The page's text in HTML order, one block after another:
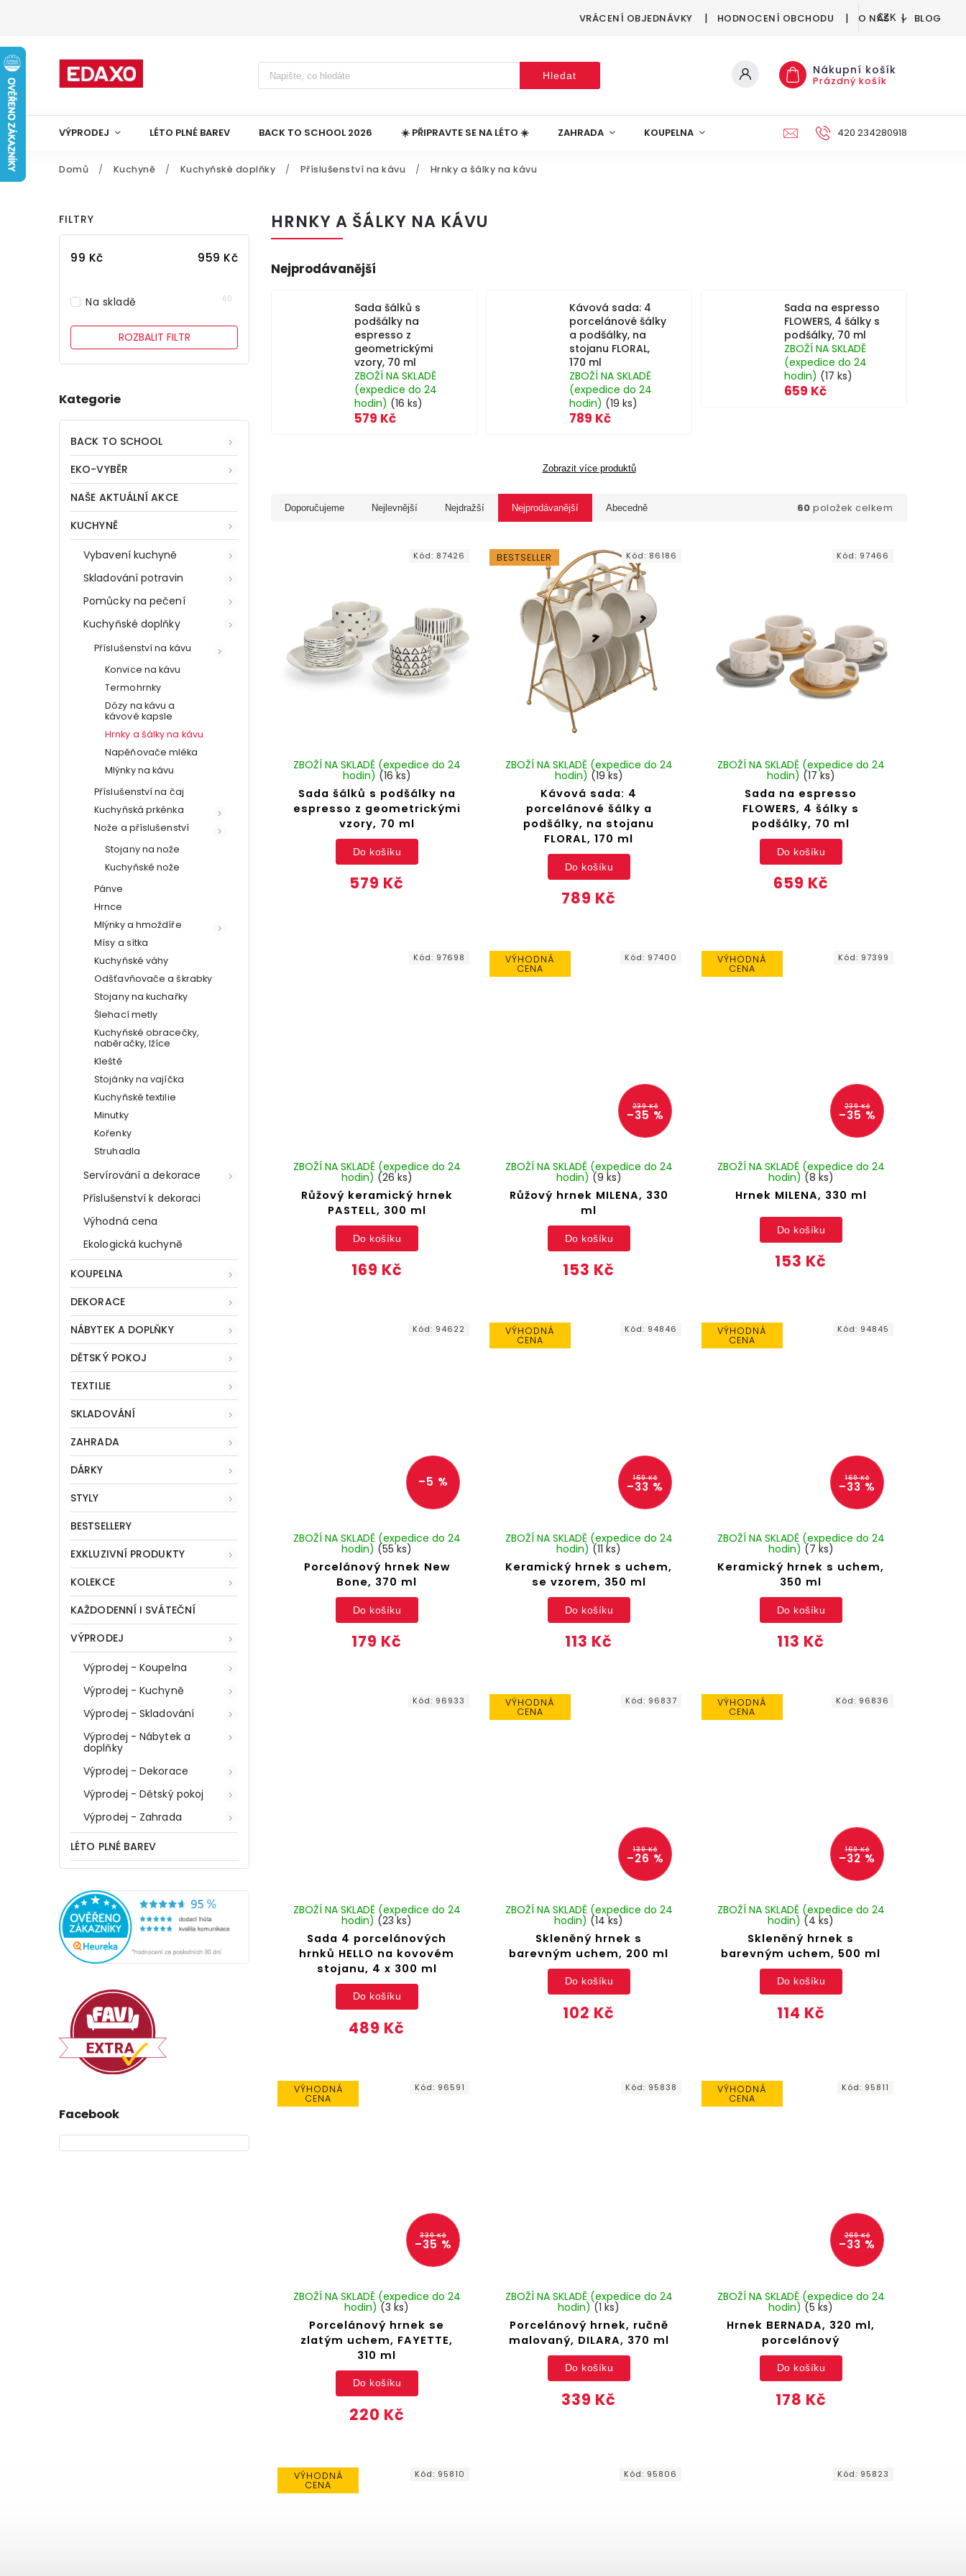
VRÁCENÍ OBJEDNÁVKY HODNOCENÍ OBCHODU O NÁS BLOG
CZK
Hledat Nákupní košík
Prázdný košík
VÝPRODEJ LÉTO PLNÉ BAREV BACK TO SCHOOL 2026 ☀️ PŘIPRAVTE SE NA LÉTO ☀️ ZAHRADA KOUPELNA DEKORACE
420 234280918
Domů / Kuchyně / Kuchyňské doplňky / Příslušenství na kávu / Hrnky a šálky na kávu
FILTRY
99 Kč 959 Kč
Na skladě 60
ROZBALIT FILTR
Kategorie
BACK TO SCHOOL
EKO-VYBĚR
NAŠE AKTUÁLNÍ AKCE
KUCHYNĚ
Vybavení kuchyně
Skladování potravin
Pomůcky na pečení
Kuchyňské doplňky
Příslušenství na kávu
Konvice na kávu
Termohrnky
Dózy na kávu a
kávové kapsle
Hrnky a šálky na kávu
Napěňovače mléka
Mlýnky na kávu
Příslušenství na čaj
Kuchyňská prkénka
Nože a příslušenství
Stojany na nože
Kuchyňské nože
Pánve
Hrnce
Mlýnky a hmoždíře
Mísy a sítka
Kuchyňské váhy
Odšťavňovače a škrabky
Stojany na kuchařky
Šlehací metly
Kuchyňské obracečky,
naběračky, lžíce
Kleště
Stojánky na vajíčka
Kuchyňské textilie
Minutky
Kořenky
Struhadla
Servírování a dekorace
Příslušenství k dekoraci
Výhodná cena
Ekologická kuchyně
KOUPELNA
DEKORACE
NÁBYTEK A DOPLŇKY
DĚTSKÝ POKOJ
TEXTILIE
SKLADOVÁNÍ
ZAHRADA
DÁRKY
STYLY
BESTSELLERY
EXKLUZIVNÍ PRODUKTY
KOLEKCE
KAŽDODENNÍ I SVÁTEČNÍ
VÝPRODEJ
Výprodej - Koupelna
Výprodej - Kuchyně
Výprodej - Skladování
Výprodej - Nábytek a
doplňky
Výprodej - Dekorace
Výprodej - Dětský pokoj
Výprodej - Zahrada
LÉTO PLNÉ BAREV
Facebook
HRNKY A ŠÁLKY NA KÁVU
Nejprodávanější
Sada šálků s
podšálky na
espresso z
geometrickými
vzory, 70 ml
ZBOŽÍ NA SKLADĚ
(expedice do 24
hodin) (16 ks)
579 Kč
Kávová sada: 4
porcelánové šálky
a podšálky, na
stojanu FLORAL,
170 ml
ZBOŽÍ NA SKLADĚ
(expedice do 24
hodin) (19 ks)
789 Kč
Sada na espresso
FLOWERS, 4 šálky s
podšálky, 70 ml
ZBOŽÍ NA SKLADĚ
(expedice do 24
hodin) (17 ks)
659 Kč
Zobrazit více produktů
Doporučujeme Nejlevnější Nejdražší Nejprodávanější Abecedně 60 položek celkem
Sada šálků s podšálky na
espresso z geometrickými
vzory, 70 ml
ZBOŽÍ NA SKLADĚ (expedice do 24
hodin) (16 ks)
579 Kč
Do košíku
Kód: 87426 BESTSELLER
Kávová sada: 4
porcelánové šálky a
podšálky, na stojanu
FLORAL, 170 ml
ZBOŽÍ NA SKLADĚ (expedice do 24
hodin) (19 ks)
789 Kč
Do košíku
Kód: 86186
Sada na espresso
FLOWERS, 4 šálky s
podšálky, 70 ml
ZBOŽÍ NA SKLADĚ (expedice do 24
hodin) (17 ks)
659 Kč
Do košíku
Kód: 97466
Růžový keramický hrnek
PASTELL, 300 ml
ZBOŽÍ NA SKLADĚ (expedice do 24
hodin) (26 ks)
169 Kč
Do košíku
Kód: 97698 VÝHODNÁ
CENA
239 Kč
–35 %
Růžový hrnek MILENA, 330
ml
ZBOŽÍ NA SKLADĚ (expedice do 24
hodin) (9 ks)
153 Kč
Do košíku
Kód: 97400 VÝHODNÁ
CENA
239 Kč
–35 %
Hrnek MILENA, 330 ml
ZBOŽÍ NA SKLADĚ (expedice do 24
hodin) (8 ks)
153 Kč
Do košíku
Kód: 97399
–5 %
Porcelánový hrnek New
Bone, 370 ml
ZBOŽÍ NA SKLADĚ (expedice do 24
hodin) (55 ks)
179 Kč
Do košíku
Kód: 94622 VÝHODNÁ
CENA
169 Kč
–33 %
Keramický hrnek s uchem,
se vzorem, 350 ml
ZBOŽÍ NA SKLADĚ (expedice do 24
hodin) (11 ks)
113 Kč
Do košíku
Kód: 94846 VÝHODNÁ
CENA
169 Kč
–33 %
Keramický hrnek s uchem,
350 ml
ZBOŽÍ NA SKLADĚ (expedice do 24
hodin) (7 ks)
113 Kč
Do košíku
Kód: 94845
Sada 4 porcelánových
hrnků HELLO na kovovém
stojanu, 4 x 300 ml
ZBOŽÍ NA SKLADĚ (expedice do 24
hodin) (23 ks)
489 Kč
Do košíku
Kód: 96933 VÝHODNÁ
CENA
139 Kč
–26 %
Skleněný hrnek s
barevným uchem, 200 ml
ZBOŽÍ NA SKLADĚ (expedice do 24
hodin) (14 ks)
102 Kč
Do košíku
Kód: 96837 VÝHODNÁ
CENA
169 Kč
–32 %
Skleněný hrnek s
barevným uchem, 500 ml
ZBOŽÍ NA SKLADĚ (expedice do 24
hodin) (4 ks)
114 Kč
Do košíku
Kód: 96836
VÝHODNÁ
CENA
339 Kč
–35 %
Porcelánový hrnek se
zlatým uchem, FAYETTE,
310 ml
ZBOŽÍ NA SKLADĚ (expedice do 24
hodin) (3 ks)
220 Kč
Do košíku
Kód: 96591
Porcelánový hrnek, ručně
malovaný, DILARA, 370 ml
ZBOŽÍ NA SKLADĚ (expedice do 24
hodin)(1 ks)
339 Kč
Do košíku
Kód: 95838 VÝHODNÁ
CENA
269 Kč
–33 %
Hrnek BERNADA, 320 ml,
porcelánový
ZBOŽÍ NA SKLADĚ (expedice do 24
hodin) (5 ks)
178 Kč
Do košíku
Kód: 95811
VÝHODNÁ
CENA
Kód: 95810 Kód: 95806 Kód: 95823